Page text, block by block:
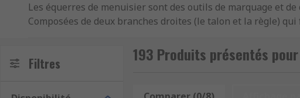
Les équerres de menuisier sont des outils de marquage et
Composées de deux branches droites (le talon et la règle)
environnements de travail petits et grands. L'équerre de
menuiserie, la construction, l'ingénierie et bien d'autres, où
Filtres 193 Produits présentés